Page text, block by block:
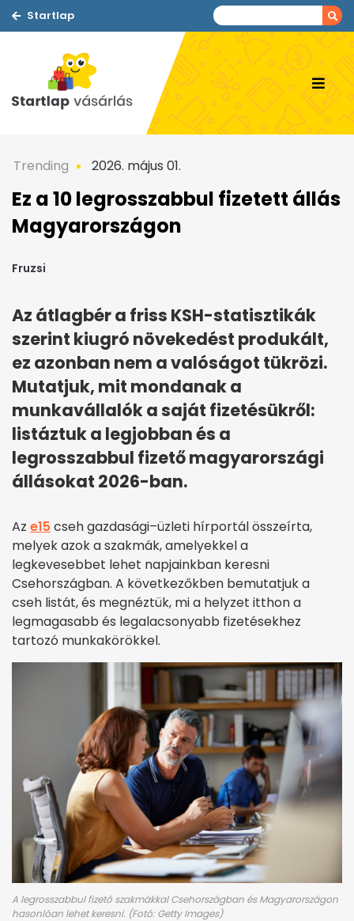
Startlap
Trending 2026. május 01.
Ez a 10 legrosszabbul fizetett állás
Magyarországon
Fruzsi
Az átlagbér a friss KSH-statisztikák
szerint kiugró növekedést produkált,
ez azonban nem a valóságot tükrözi.
Mutatjuk, mit mondanak a
munkavállalók a saját fizetésükről:
listáztuk a legjobban és a
legrosszabbul fizető magyarországi
állásokat 2026-ban.
Az e15 cseh gazdasági–üzleti hírportál összeírta,
melyek azok a szakmák, amelyekkel a
legkevesebbet lehet napjainkban keresni
Csehországban. A következőkben bemutatjuk a
cseh listát, és megnéztük, mi a helyzet itthon a
legmagasabb és legalacsonyabb fizetésekhez
tartozó munkakörökkel.
A legrosszabbul fizető szakmákkal Csehországban és Magyarországon
hasonlóan lehet keresni. (Fotó: Getty Images)